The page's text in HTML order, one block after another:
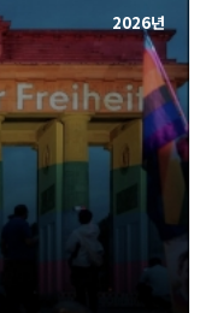
2026년